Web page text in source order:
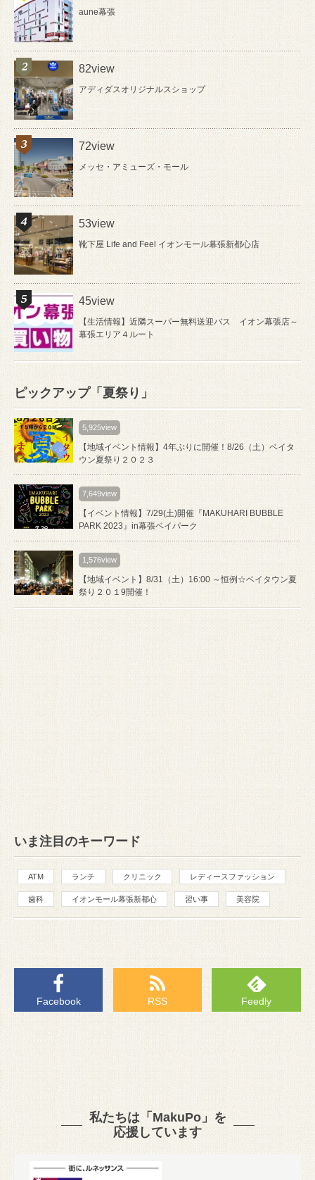
aune幕張
82view
アディダスオリジナルスショップ
72view
メッセ・アミューズ・モール
53view
靴下屋 Life and Feel イオンモール幕張新都心店
45view
【生活情報】近隣スーパー無料送迎バス イオン幕張店～
幕張エリア４ルート
ピックアップ「夏祭り」
5,925view
【地域イベント情報】4年ぶりに開催！8/26（土）ベイタ
ウン夏祭り２０２３
7,649view
【イベント情報】7/29(土)開催『MAKUHARI BUBBLE
PARK 2023』in幕張ベイパーク
1,576view
【地域イベント】8/31（土）16:00 ～恒例☆ベイタウン夏
祭り２０１9開催！
いま注目のキーワード
ATM ランチ クリニック レディースファッション
歯科 イオンモール幕張新都心 習い事 美容院
Facebook RSS Feedly
私たちは「MakuPo」を
応援しています